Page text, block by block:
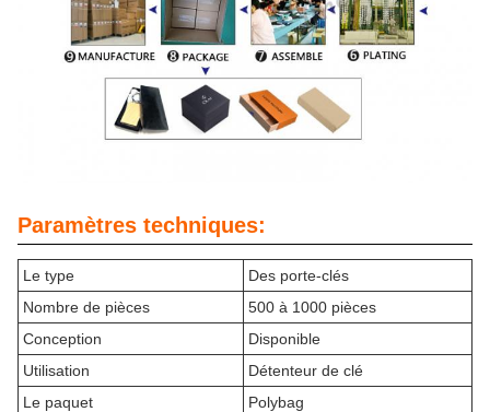
Paramètres techniques:
Le type
Des porte-clés
Nombre de pièces
500 à 1000 pièces
Conception
Disponible
Utilisation
Détenteur de clé
Le paquet
Polybag